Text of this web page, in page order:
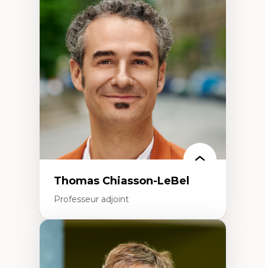
Économie circulaire
Modèles d’affaires durables
Histoire des faits économiques
Gestion durable des ressources naturelles
Écologie industrielle
Aménagement durable du territoire
Développement régional
Coopératives
Télétravail en milieu rural francophone
Transition socio-écologique
Thomas Chiasson-LeBel
Professeur adjoint
Théories du développement
Économie politique comparée